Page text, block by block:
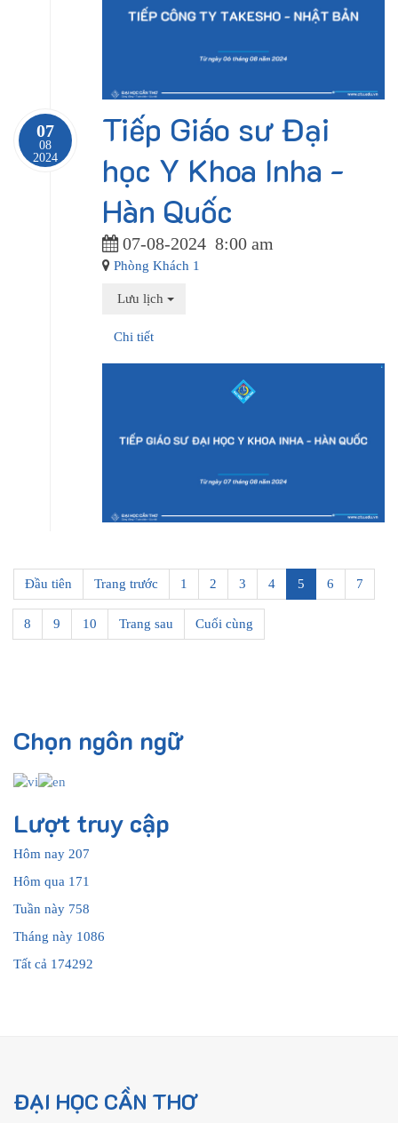
07
08
2024
Tiếp Giáo sư Đại
học Y Khoa Inha -
Hàn Quốc
07-08-2024 8:00 am
Phòng Khách 1
Lưu lịch
Chi tiết
Đầu tiên Trang trước 1 2 3 4 5 6 7
8 9 10 Trang sau Cuối cùng
Chọn ngôn ngữ
Lượt truy cập
Hôm nay 207
Hôm qua 171
Tuần này 758
Tháng này 1086
Tất cả 174292
ĐẠI HỌC CẦN THƠ